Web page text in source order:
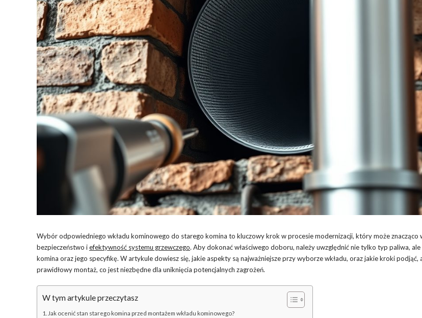
Wybór odpowiedniego wkładu kominowego do starego komina to kluczowy krok w procesie modernizacji, który może znacząco
bezpieczeństwo iefektywność systemu grzewczego. Aby dokonać właściwego doboru, należy uwzględnić nie tylko typ paliwa,
komina oraz jego specyfikę. W artykule dowiesz się, jakie aspekty są najważniejsze przy wyborze wkładu, oraz jakie kroki podjąć,
prawidłowy montaż, co jest niezbędne dla uniknięcia potencjalnych zagrożeń.
W tym artykule przeczytasz
Jak ocenić stan starego komina przed montażem wkładu kominowego?